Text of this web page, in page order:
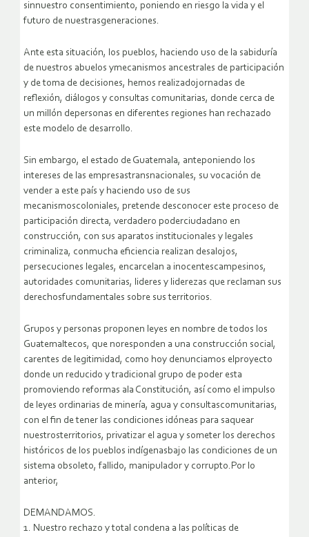
sinnuestro consentimiento, poniendo en riesgo la vida y el
futuro de nuestrasgeneraciones.
Ante esta situación, los pueblos, haciendo uso de la sabiduría
de nuestros abuelos ymecanismos ancestrales de participación
y de toma de decisiones, hemos realizadojornadas de
reflexión, diálogos y consultas comunitarias, donde cerca de
un millón depersonas en diferentes regiones han rechazado
este modelo de desarrollo.
Sin embargo, el estado de Guatemala, anteponiendo los
intereses de las empresastransnacionales, su vocación de
vender a este país y haciendo uso de sus
mecanismoscoloniales, pretende desconocer este proceso de
participación directa, verdadero poderciudadano en
construcción, con sus aparatos institucionales y legales
criminaliza, conmucha eficiencia realizan desalojos,
persecuciones legales, encarcelan a inocentescampesinos,
autoridades comunitarias, lideres y liderezas que reclaman sus
derechosfundamentales sobre sus territorios.
Grupos y personas proponen leyes en nombre de todos los
Guatemaltecos, que noresponden a una construcción social,
carentes de legitimidad, como hoy denunciamos elproyecto
donde un reducido y tradicional grupo de poder esta
promoviendo reformas ala Constitución, así como el impulso
de leyes ordinarias de minería, agua y consultascomunitarias,
con el fin de tener las condiciones idóneas para saquear
nuestrosterritorios, privatizar el agua y someter los derechos
históricos de los pueblos indígenasbajo las condiciones de un
sistema obsoleto, fallido, manipulador y corrupto.Por lo
anterior,
DEMANDAMOS.
1. Nuestro rechazo y total condena a las políticas de